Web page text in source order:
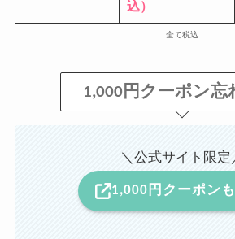
込）
全て税込
1,000円クーポン忘
＼公式サイト限定
1,000円クーポン